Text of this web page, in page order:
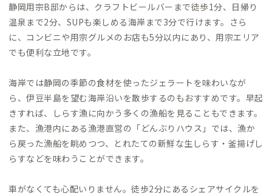
静岡用宗B邸からは、クラフトビールバーまで徒歩1分、日帰り
温泉まで2分、SUPも楽しめる海岸まで3分で行けます。さら
に、コンビニや用宗グルメのお店も5分以内にあり、用宗エリア
でも便利な立地です。
海岸では静岡の季節の食材を使ったジェラートを味わいなが
ら、伊豆半島を望む海岸沿いを散歩するのもおすすめです。早起
きすれば、しらす漁に向かう多くの漁船を見ることもできます。
また、漁港内にある漁港直営の「どんぶりハウス」では、漁か
ら戻った漁船を眺めつつ、とれたての新鮮な生しらす・釜揚げし
らすなどを味わうことができます。
車がなくても心配いりません。徒歩2分にあるシェアサイクルを